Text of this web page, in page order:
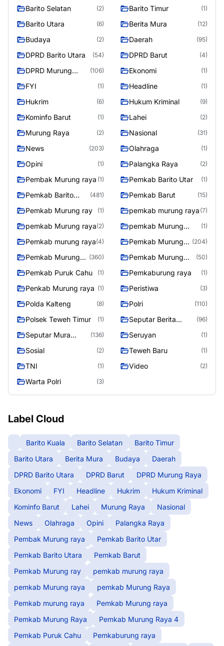
Barito Selatan (2) Barito Timur (1)
Barito Utara (6) Berita Mura (12)
Budaya (2) Daerah (95)
DPRD Barito Utara (54) DPRD Barut (4)
DPRD Murung
(106) Ekonomi (1)
FYI (1) Headline (1)
Hukrim (6) Hukum Kriminal (9)
Kominfo Barut (1) Lahei (2)
Murung Raya (2) Nasional (31)
News (203) Olahraga (1)
Opini (1) Palangka Raya (2)
Pembak Murung raya (1) Pemkab Barito Utar (1)
Pemkab Barito
(481) Pemkab Barut (15)
Pemkab Murung ray (1) pemkab murung raya (7)
pemkab Murung raya(2)
pemkab Murung
(1)
Pemkab murung raya(4)
Pemkab Murung
(204)
Pemkab Murung
(360)
Pemkab Murung
(50)
Pemkab Puruk Cahu (1) Pemkaburung raya (1)
Penkab Murung raya (1) Peristiwa (3)
Polda Kalteng (8) Polri (110)
Polsek Teweh Timur (1)
Seputar Berita
(96)
Seputar Mura
(136) Seruyan (1)
Sosial (2) Teweh Baru (1)
TNI (1) Video (2)
Warta Polri (3)
Label Cloud
Barito Kuala Barito Selatan
Barito Timur
Barito Utara
Berita Mura Budaya
Daerah
DPRD Barito Utara
DPRD Barut
DPRD Murung Raya
Ekonomi
FYI Headline Hukrim
Hukum Kriminal
Kominfo Barut
Lahei Murung Raya
Nasional
News
Olahraga Opini
Palangka Raya
Pembak Murung raya
Pemkab Barito Utar
Pemkab Barito Utara
Pemkab Barut
Pemkab Murung ray
pemkab murung raya
pemkab Murung raya
pemkab Murung Raya
Pemkab murung raya
Pemkab Murung raya
Pemkab Murung Raya
Pemkab Murung Raya 4
Pemkab Puruk Cahu
Pemkaburung raya